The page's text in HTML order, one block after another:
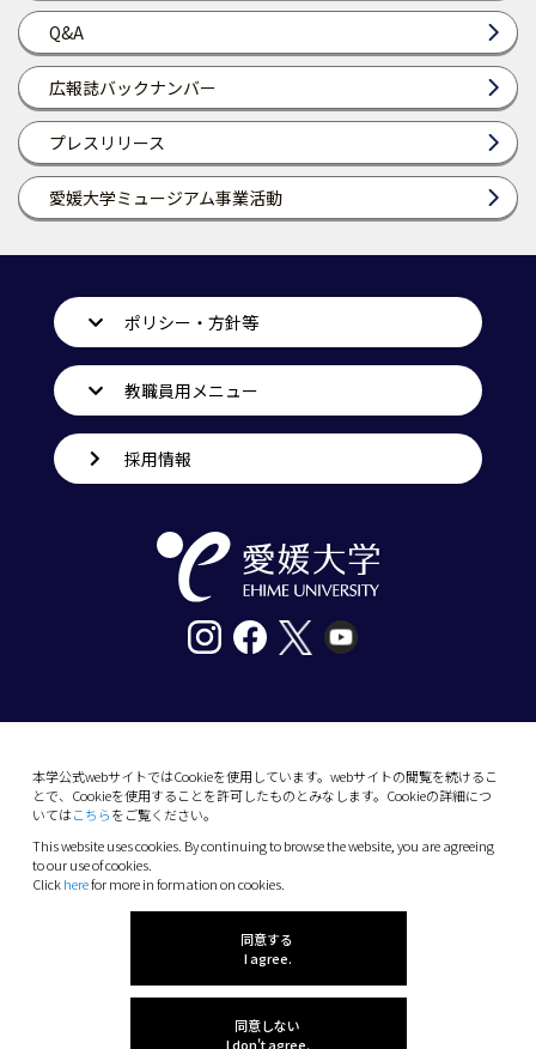
Q&A
広報誌バックナンバー
プレスリリース
愛媛大学ミュージアム事業活動
本学公式webサイトではCookieを使用しています。webサイトの閲覧を続けるこ
とで、Cookieを使用することを許可したものとみなします。Cookieの詳細につ
いてはこちらをご覧ください。
This website uses cookies. By continuing to browse the website, you are agreeing
to our use of cookies.
Clickherefor more in formation on cookies.
同意する
I agree.
同意しない
I don't agree.
ポリシー・方針等
教職員用メニュー
採用情報
10-13 Dogo-Himata, Matsuyama, Ehime 790-
Phone: +81 89-927-9000
(C) 2026 Ehime University.